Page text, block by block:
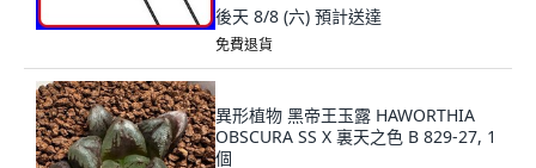
後天 8/8 (六) 預計送達
免費退貨
異形植物 黑帝王玉露 HAWORTHIA
OBSCURA SS X 裏天之色 B 829-27, 1
個